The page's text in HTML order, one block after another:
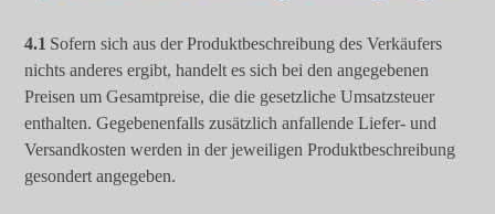
4.1 Sofern sich aus der Produktbeschreibung des Verkäufers
nichts anderes ergibt, handelt es sich bei den angegebenen
Preisen um Gesamtpreise, die die gesetzliche Umsatzsteuer
enthalten. Gegebenenfalls zusätzlich anfallende Liefer- und
Versandkosten werden in der jeweiligen Produktbeschreibung
gesondert angegeben.